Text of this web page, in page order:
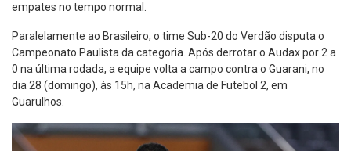
empates no tempo normal.
Paralelamente ao Brasileiro, o time Sub-20 do Verdão disputa o
Campeonato Paulista da categoria. Após derrotar o Audax por 2 a
0 na última rodada, a equipe volta a campo contra o Guarani, no
dia 28 (domingo), às 15h, na Academia de Futebol 2, em
Guarulhos.